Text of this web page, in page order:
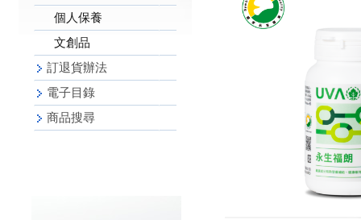
個人保養
文創品
訂退貨辦法
電子目錄
商品搜尋